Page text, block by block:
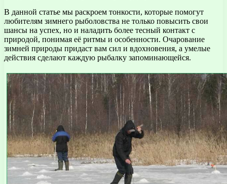
В данной статье мы раскроем тонкости, которые помогут
любителям зимнего рыболовства не только повысить свои
шансы на успех, но и наладить более тесный контакт с
природой, понимая её ритмы и особенности. Очарование
зимней природы придаст вам сил и вдохновения, а умелые
действия сделают каждую рыбалку запоминающейся.